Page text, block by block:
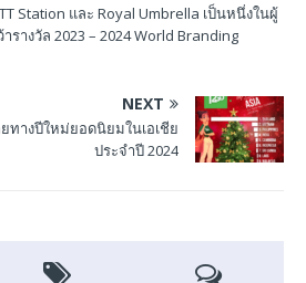
Station และ Royal Umbrella เป็นหนึ่งในผู้
รางวัล 2023 – 2024 World Branding
NEXT
ทางปีใหม่ยอดนิยมในเอเชีย
ประจำปี 2024